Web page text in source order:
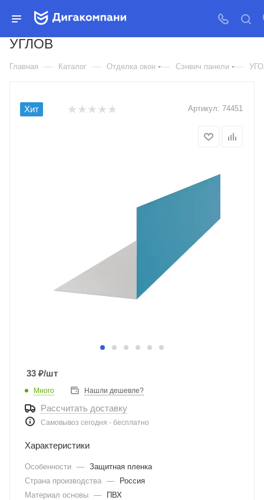
УГОЛОК ПЛАСТИКОВЫЙ БЕЛЫЙ
3М ДЛЯ ОТДЕЛКИ ОТКОСОВ И
УГЛОВ
Главная — Каталог — Отделка окон — Сэнвич панели —
Хит Артикул: 74451
33 ₽/шт
Много Нашли дешевле?
Рассчитать доставку
Самовывоз сегодня - бесплатно
Характеристики
Особенности — Защитная пленка
Страна производства —
Россия
Материал основы —
ПВХ